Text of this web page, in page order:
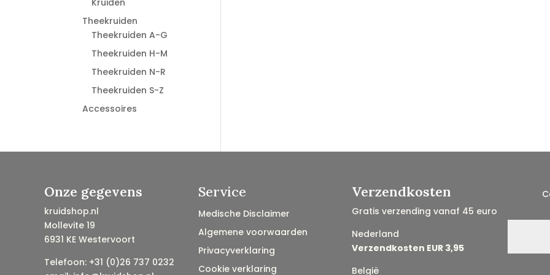
Kruiden
Theekruiden
Theekruiden A-G
Theekruiden H-M
Theekruiden N-R
Theekruiden S-Z
Accessoires
Onze gegevens
kruidshop.nl
Mollevite 19
6931 KE Westervoort
Telefoon: +31 (0)26 737 0232
Service
Medische Disclaimer
Algemene voorwaarden
Privacyverklaring
Cookie verklaring
Verzendkosten
Gratis verzending vanaf 45 euro
Nederland
Verzendkosten EUR 3,95
België